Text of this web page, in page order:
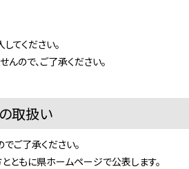
てください。
ので、ご了承ください。
取扱い
ご了承ください。
ともに県ホームページで公表します。